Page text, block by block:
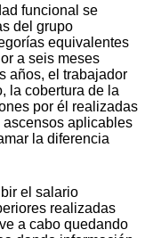
funcional se
del grupo
equivalentes
a seis meses
años, el trabajador
la cobertura de la
por él realizadas
ascensos aplicables
la diferencia
el salario
realizadas
a cabo quedando